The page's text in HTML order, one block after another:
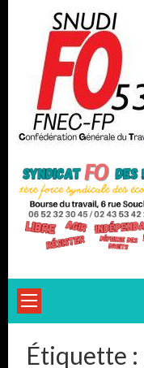
content
Étiquette :